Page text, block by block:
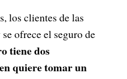
los clientes de las
ofrece el seguro de
tiene dos
quiere tomar un